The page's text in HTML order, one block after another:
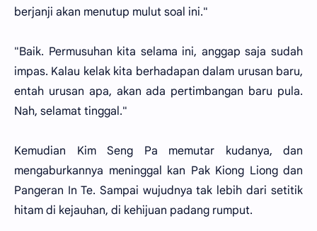
berjanji akan menutup mulut soal ini."
"Baik. Permusuhan kita selama ini, anggap saja sudah
impas. Kalau kelak kita berhadapan dalam urusan baru,
entah urusan apa, akan ada pertimbangan baru pula.
Nah, selamat tinggal."
Kemudian Kim Seng Pa memutar kudanya, dan
mengaburkannya meninggal kan Pak Kiong Liong dan
Pangeran In Te. Sampai wujudnya tak lebih dari setitik
hitam di kejauhan, di kehijuan padang rumput.